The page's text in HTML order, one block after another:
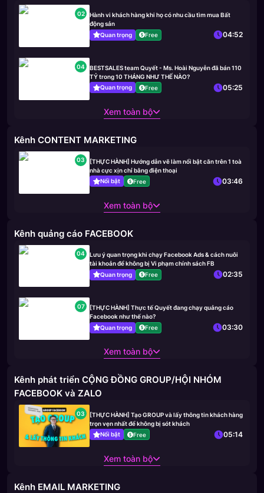
02
Hành vi khách hàng khi họ có nhu cầu tìm mua Bất
động sản
Quan trọng
Free 04:52
04
BESTSALES team Quyết - Ms. Hoài Nguyễn đã bán 110
TỶ trong 10 THÁNG NHƯ THẾ NÀO?
Quan trọng
Free 05:25
Xem toàn bộ
Kênh CONTENT MARKETING
03
[THỰC HÀNH] Hướng dẫn vẽ làm nổi bật căn trên 1 toà
nhà cực xịn chỉ bằng điện thoại
Nổi bật
Free 03:46
Xem toàn bộ
Kênh quảng cáo FACEBOOK
04
Lưu ý quan trọng khi chạy Facebook Ads & cách nuôi
tài khoản để không bị Vi phạm chính sách FB
Quan trọng
Free 02:35
07
[THỰC HÀNH] Thực tế Quyết đang chạy quảng cáo
Facebook như thế nào?
Quan trọng
Free 03:30
Xem toàn bộ
Kênh phát triển CỘNG ĐỒNG GROUP/HỘI NHÓM
FACEBOOK và ZALO
03
[THỰC HÀNH] Tạo GROUP và lấy thông tin khách hàng
trọn vẹn nhất để không bị sót khách
Nổi bật
Free 05:14
Xem toàn bộ
Kênh EMAIL MARKETING